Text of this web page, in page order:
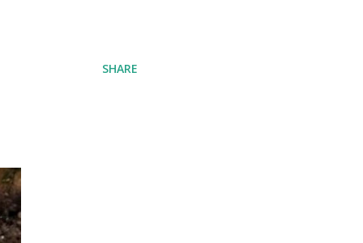
SHARE